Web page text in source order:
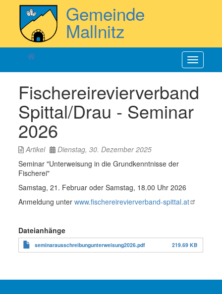
Gemeinde
Mallnitz
Fischereirevierverband
Spittal/Drau - Seminar
2026
Artikel
Dienstag, 30. Dezember 2025
Seminar "Unterweisung in die Grundkenntnisse der
Fischerei"
Samstag, 21. Februar oder Samstag, 18.00 Uhr 2026
Anmeldung unterwww.fischereirevierverband-spittal.at
Dateianhänge
seminarausschreibungunterweisung2026.pdf 219.69 KB